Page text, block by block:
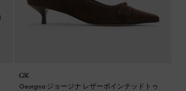
Georgina ジョージナ レザーポインテッドトゥ